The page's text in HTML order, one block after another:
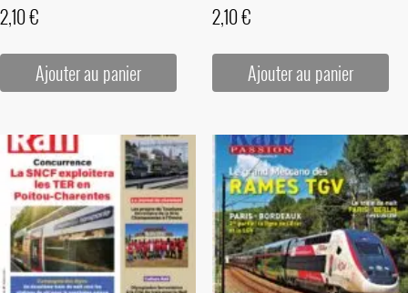
2,10€
Ajouter au panier
2,10€
Ajouter au panier